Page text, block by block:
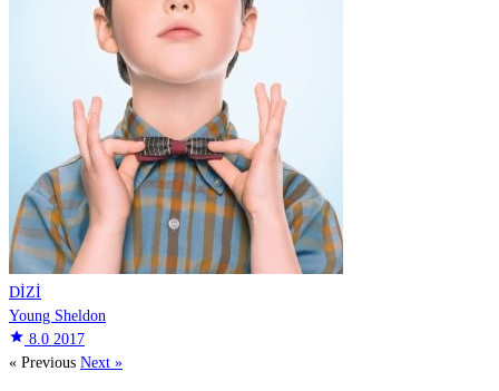
DİZİ
Young Sheldon
star 8.0 2017
« Previous Next »